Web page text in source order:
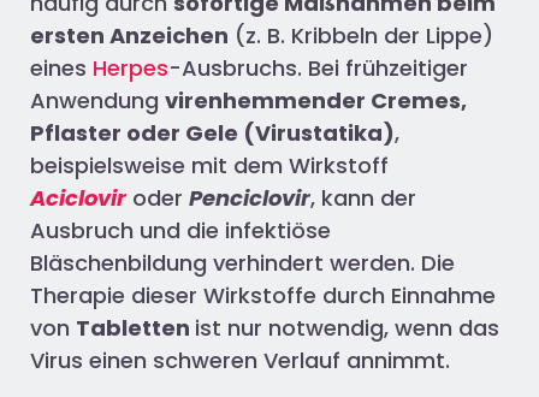
ersten Anzeichen (z. B. Kribbeln der Lippe)
eines Herpes-Ausbruchs. Bei frühzeitiger
Anwendung virenhemmender Cremes,
Pflaster oder Gele (Virustatika),
beispielsweise mit dem Wirkstoff
Aciclovir oder Penciclovir, kann der
Ausbruch und die infektiöse
Bläschenbildung verhindert werden. Die
Therapie dieser Wirkstoffe durch Einnahme
von Tabletten ist nur notwendig, wenn das
Virus einen schweren Verlauf annimmt.